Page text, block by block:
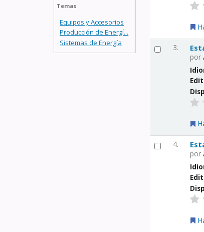
Temas
Equipos y Accesorios
Producción de Energí...
Sistemas de Energía
3.
por
4.
por